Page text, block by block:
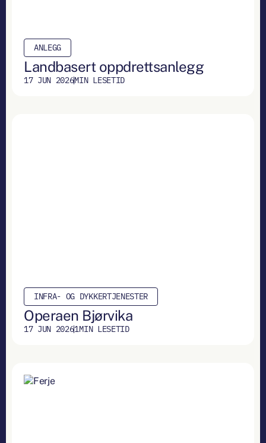
ANLEGG
Landbasert oppdrettsanlegg
17 JUN 2026MIN LESETID
INFRA- OG DYKKERTJENESTER
Operaen Bjørvika
17 JUN 20261MIN LESETID